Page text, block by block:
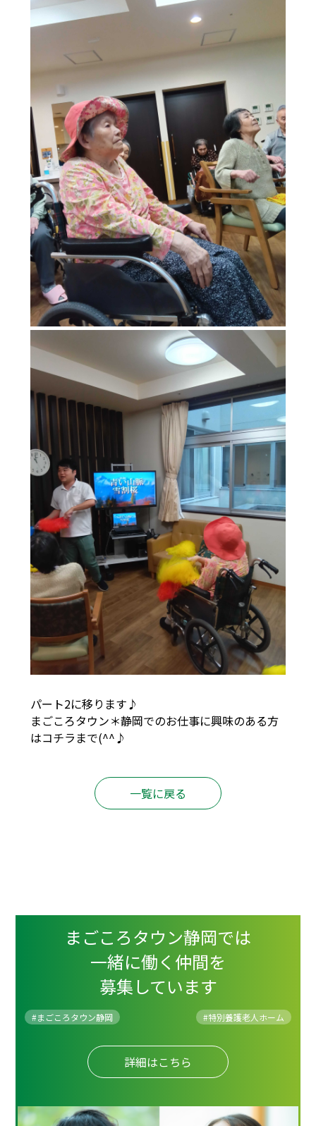
パート2に移ります♪
まごころタウン＊静岡でのお仕事に興味のある方
はコチラ まで(^^♪
一覧に戻る
まごころタウン静岡では
一緒に働く仲間を
募集しています
#まごころタウン静岡 #特別養護老人ホーム
詳細はこちら